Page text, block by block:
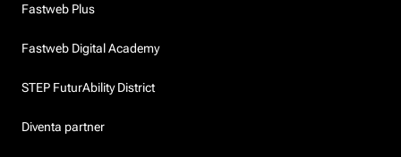
Fastweb Plus
Fastweb Digital Academy
STEP FuturAbility District
Diventa partner